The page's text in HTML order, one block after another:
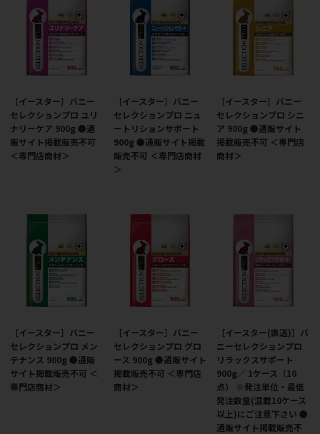
［イースター］バニー
セレクションプロ ユリ
ナリーケア 900g ●通
販サイト掲載販売不可
＜専門店商材＞
［イースター］バニー
セレクションプロ ニュ
ートリションサポート
900g ●通販サイト掲載
販売不可 ＜専門店商材
＞
［イースター］バニー
セレクションプロ シニ
ア 900g ●通販サイト
掲載販売不可 ＜専門店
商材＞
［イースター］バニー
セレクションプロ メン
テナンス 900g ●通販
サイト掲載販売不可 ＜
専門店商材＞
［イースター］バニー
セレクションプロ グロ
ース 900g ●通販サイト
掲載販売不可 ＜専門店
商材＞
［イースター(直送)］バ
ニーセレクションプロ
リラックスサポート
900g／ 1ケース（10
点） ※発注単位・最低
発注数量(混載10ケース
以上)にご注意下さい ●
通販サイト掲載販売不